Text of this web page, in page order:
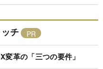
チ
革の「三つの要件」